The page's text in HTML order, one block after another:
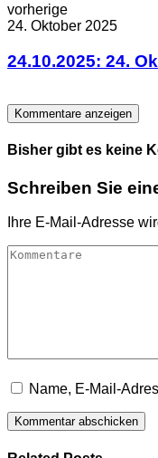
vorherige
24. Oktober 2025
24.10.2025: 24.
Kommentare anzeigen
Bisher gibt es keine
Schreiben Sie
Ihre E-Mail-Adresse
Name, E-Mail-